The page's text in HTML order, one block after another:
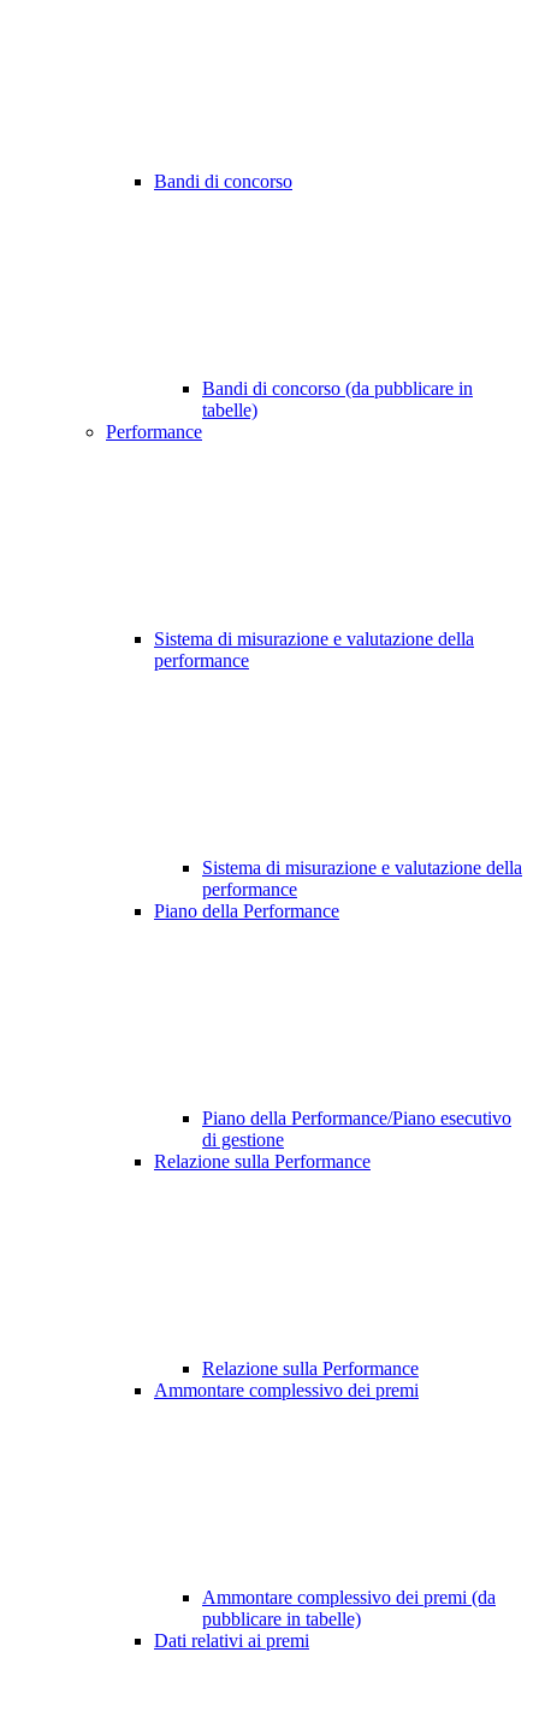
Bandi di concorso
Bandi di concorso (da pubblicare in
tabelle)
Performance
Sistema di misurazione e valutazione della
performance
Sistema di misurazione e valutazione della
performance
Piano della Performance
Piano della Performance/Piano esecutivo
di gestione
Relazione sulla Performance
Relazione sulla Performance
Ammontare complessivo dei premi
Ammontare complessivo dei premi (da
pubblicare in tabelle)
Dati relativi ai premi